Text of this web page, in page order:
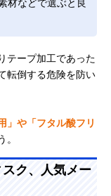
材などで選ぶと良
テープ加工であった
転倒する危険を防い
」や「フタル酸フリ
スク、人気メー